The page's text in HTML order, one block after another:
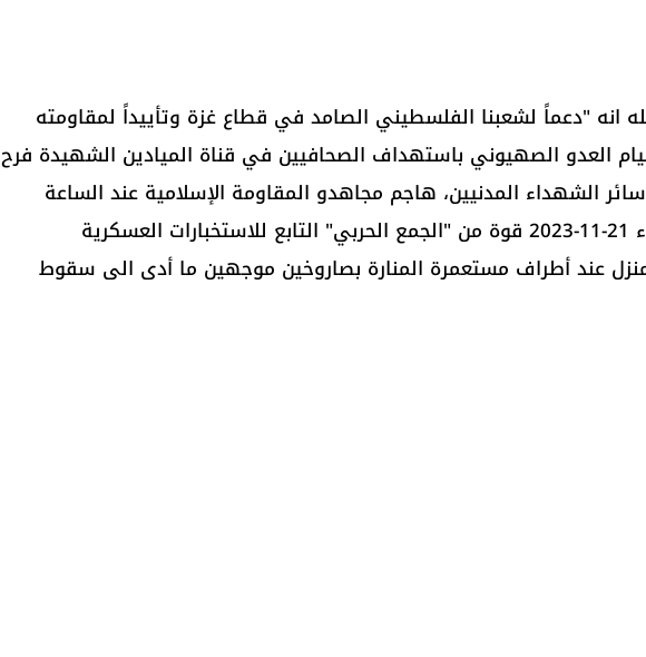
انه "دعماً لشعبنا الفلسطيني الصامد في قطاع غزة وتأييداً لمقاومته
العدو الصهيوني باستهداف الصحافيين في قناة الميادين الشهيدة فرح
الشهداء المدنيين، هاجم مجاهدو المقاومة الإسلامية عند ‏الساعة
02:25 من بعد ظهر يوم الثلاثاء 21-11-2023 قوة من "الجمع الحربي" التابع للاستخبارات العسكرية
منزل عند أطراف مستعمرة المنارة بصاروخين موجهين ما أدى الى سقوط